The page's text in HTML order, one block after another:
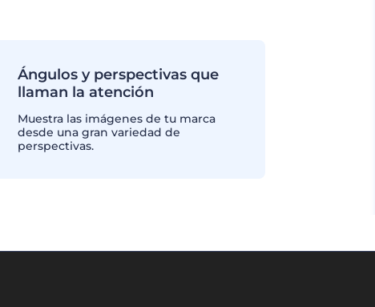
Ángulos y perspectivas que
llaman la atención
Muestra las imágenes de tu marca
desde una gran variedad de
perspectivas.